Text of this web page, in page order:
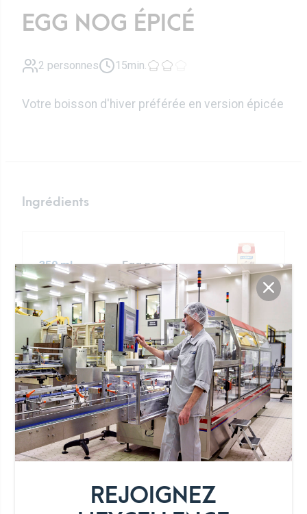
REJOIGNEZ
EGG NOG ÉPICÉ
2 personnes 15min.
Votre boisson d'hiver préférée en version épicée
Ingrédients
350 ml Egg nog
125 ml
Crème fraîche
liquide
1,5 c.à.c. d'épices pumpkin spice*
25 ml de rhum
de sucre glace